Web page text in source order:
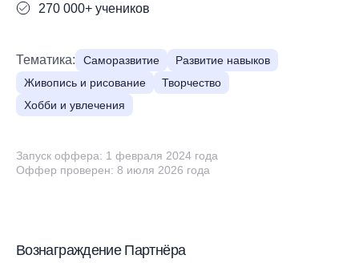
270 000+ учеников
Тематика: Саморазвитие
Развитие навыков
Живопись и рисование
Творчество
Хобби и увлечения
Запуск оффера: 1 февраля 2024 года
Оффер проверен: 8 июля 2026 года
Вознаграждение Партнёра